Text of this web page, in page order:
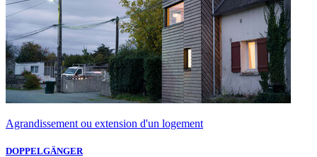
Agrandissement ou extension d'un logement
DOPPELGÄNGER